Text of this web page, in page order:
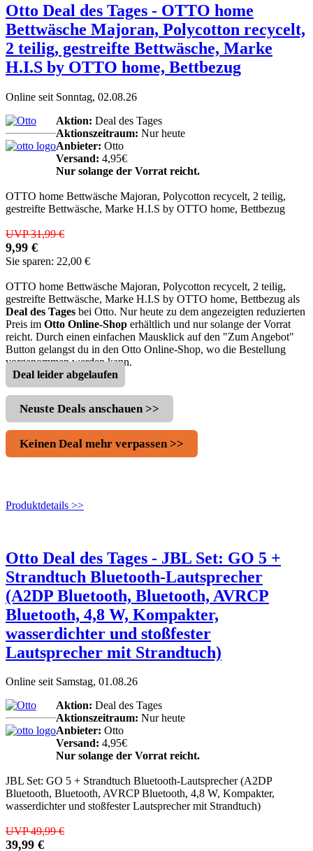
Otto Deal des Tages - OTTO home
Bettwäsche Majoran, Polycotton recycelt,
2 teilig, gestreifte Bettwäsche, Marke
H.I.S by OTTO home, Bettbezug
Online seit Sonntag, 02.08.26
Aktion: Deal des Tages
Aktionszeitraum: Nur heute
Anbieter: Otto
Versand: 4,95€
Nur solange der Vorrat reicht.
OTTO home Bettwäsche Majoran, Polycotton recycelt, 2 teilig,
gestreifte Bettwäsche, Marke H.I.S by OTTO home, Bettbezug
UVP 31,99 €
9,99 €
Sie sparen: 22,00 €
OTTO home Bettwäsche Majoran, Polycotton recycelt, 2 teilig,
gestreifte Bettwäsche, Marke H.I.S by OTTO home, Bettbezug als
Deal des Tages bei Otto. Nur heute zu dem angezeigten reduzierten
Preis im Otto Online-Shop erhältlich und nur solange der Vorrat
reicht. Durch einen einfachen Mausklick auf den "Zum Angebot"
Button gelangst du in den Otto Online-Shop, wo die Bestellung
vorgenommen werden kann.
Deal leider abgelaufen
Neuste Deals anschauen >>
Keinen Deal mehr verpassen >>
Produktdetails >>
Otto Deal des Tages - JBL Set: GO 5 +
Strandtuch Bluetooth-Lautsprecher
(A2DP Bluetooth, Bluetooth, AVRCP
Bluetooth, 4,8 W, Kompakter,
wasserdichter und stoßfester
Lautsprecher mit Strandtuch)
Online seit Samstag, 01.08.26
Aktion: Deal des Tages
Aktionszeitraum: Nur heute
Anbieter: Otto
Versand: 4,95€
Nur solange der Vorrat reicht.
JBL Set: GO 5 + Strandtuch Bluetooth-Lautsprecher (A2DP
Bluetooth, Bluetooth, AVRCP Bluetooth, 4,8 W, Kompakter,
wasserdichter und stoßfester Lautsprecher mit Strandtuch)
UVP 49,99 €
39,99 €